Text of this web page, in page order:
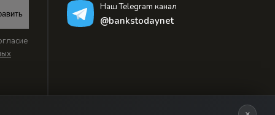
Наш Telegram канал
@bankstodaynet